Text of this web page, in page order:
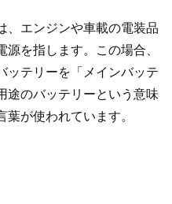
、エンジンや車載の電装品
を指します。この場合、
ッテリーを「メインバッテ
途のバッテリーという意味
が使われています。